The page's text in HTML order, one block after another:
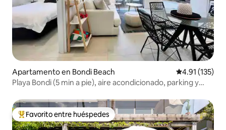
Apartamento en Bondi Beach Calificación
4.91 (135)
Playa Bondi (5 min a pie), aire acondicionado, parking y
Favorito entre huéspedes preferido
Favorito entre huéspedes